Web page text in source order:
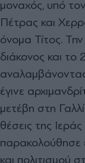
μοναχός, υπό
Πέτρας και
όνομα Τίτος.
διάκονος και
έγινε
μετέβη στη
θέσεις της
παρακολούθησε
και πολιτισμού